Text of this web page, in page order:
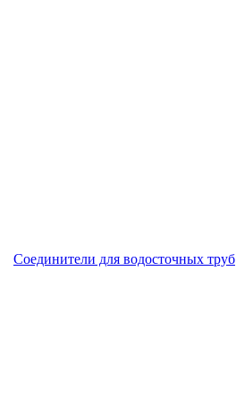
Соединители для водосточных труб